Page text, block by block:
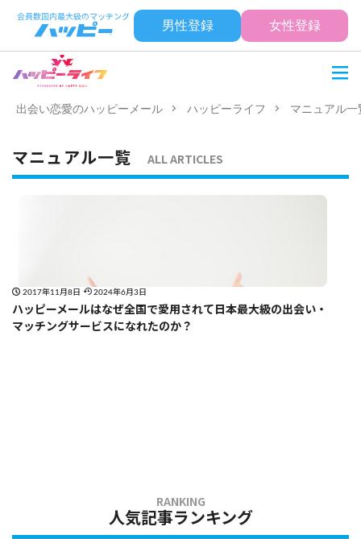
男性登録 女性登録
出会い恋愛のハッピーメール ハッピーライフ マニュアル一
マニュアル一覧 ALL ARTICLES
2017年11月8日 2024年6月3日
ハッピーメールはなぜ全国で愛用されて日本最大級の出会い・
マッチングサービスになれたのか？
人気記事ランキング